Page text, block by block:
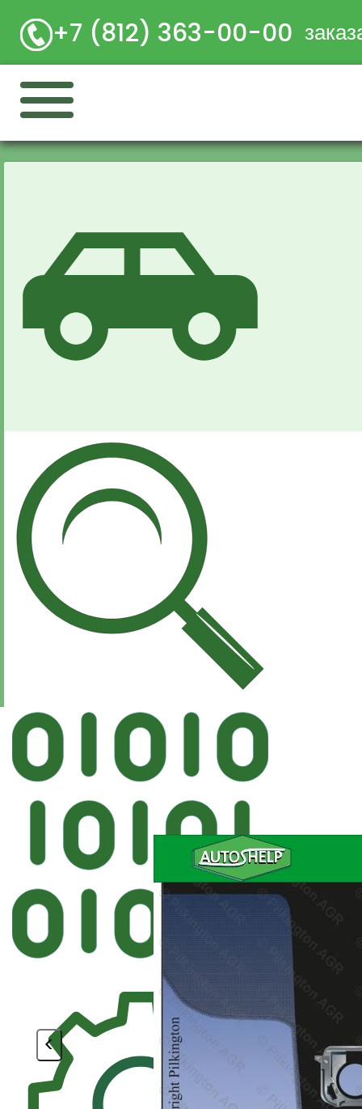
+7 (812) 363-00-00
PILKINGTON BMW
<